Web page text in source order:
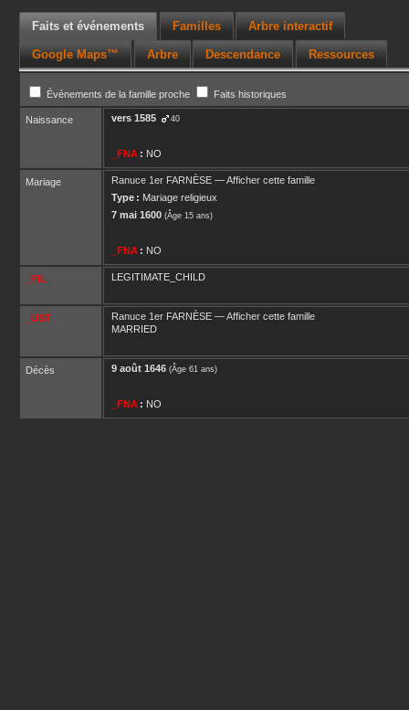
Faits et événements Familles Arbre interactif
Google Maps™ Arbre Descendance Ressources
Événements de la famille proche Faits historiques
Naissance vers 1585 40
_FNA : NO
Mariage Ranuce 1er FARNÈSE —Afficher cette famille
Type : Mariage religieux
7 mai 1600 (Âge 15 ans)
_FNA : NO
_FIL LEGITIMATE_CHILD
_UST Ranuce 1er FARNÈSE —Afficher cette famille
MARRIED
Décès 9 août 1646 (Âge 61 ans)
_FNA : NO